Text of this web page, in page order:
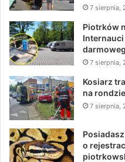
7 sierpnia,
Piotrków
7 sierpnia,
Kosiarz
na
7 sierpnia,
o